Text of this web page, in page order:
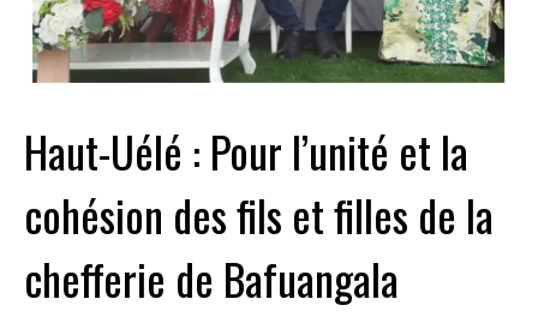
Haut-Uélé : Pour l’unité et la
cohésion des fils et filles de la
chefferie de Bafuangala